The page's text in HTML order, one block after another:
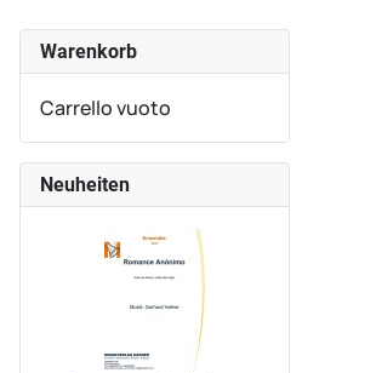
Warenkorb
Carrello vuoto
Neuheiten